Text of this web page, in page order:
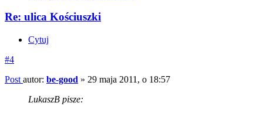
Re: ulica Kościuszki
Cytuj
#4
Post autor: be-good » 29 maja 2011, o 18:57
LukaszB pisze: